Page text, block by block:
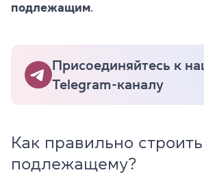
подлежащим
Присоединяйтесь к
Telegram-каналу
Как правильно
подлежащему?